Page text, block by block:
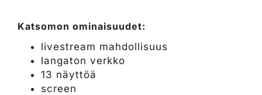
Katsomon ominaisuudet:
livestream mahdollisuus
langaton verkko
13 näyttöä
screen